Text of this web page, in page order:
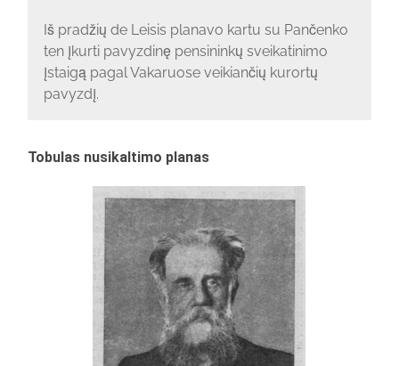
Iš pradžių de Leisis planavo kartu su Pančenko
ten įkurti pavyzdinę pensininkų sveikatinimo
įstaigą pagal Vakaruose veikiančių kurortų
pavyzdį.
Tobulas nusikaltimo planas